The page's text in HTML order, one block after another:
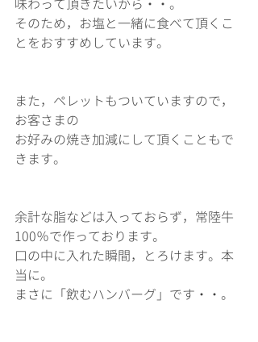
味わって頂きたいから・・。
そのため，お塩と一緒に食べて頂くこ
とをおすすめしています。
また，ペレットもついていますので，
お客さまの
お好みの焼き加減にして頂くこともで
きます。
余計な脂などは入っておらず，常陸牛
100％で作っております。
口の中に入れた瞬間，とろけます。本
当に。
まさに「飲むハンバーグ」です・・。